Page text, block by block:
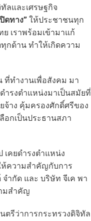
ลและเศรษฐกิจ
ปิดทาง” ให้ประชาชนทุก
เราพร้อมเข้ามาแก้
ด้าน ทำให้เกิดความ
ที่ทำงานเพื่อสังคม มา
ำรงตำแหน่งมาเป็นสมัยที่
จ้าง คุ้มครองศักดิ์ศรีของ
อกเป็นประธานสภา
คยดำรงตำแหน่ง
ห้ความสำคัญกับการ
ำกัด และ บริษัท จีเค พา
มสำคัญ
ตรีว่าการกระทรวงดิจิทัล